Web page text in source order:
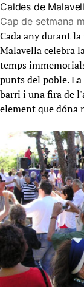
Caldes de
Cap de setmana
Cada any durant
Malavella celebra
temps
punts del poble.
barri i una fira de
element que dóna